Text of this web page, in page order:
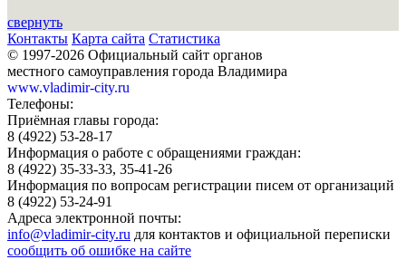
свернуть
Контакты Карта сайта Статистика
© 1997-2026 Официальный сайт органов
местного самоуправления города Владимира
www.vladimir-city.ru
Телефоны:
Приёмная главы города:
8 (4922) 53-28-17
Информация о работе с обращениями граждан:
8 (4922) 35-33-33, 35-41-26
Информация по вопросам регистрации писем от организаций
8 (4922) 53-24-91
Адреса электронной почты:
info@vladimir-city.ru для контактов и официальной переписки
сообщить об ошибке на сайте